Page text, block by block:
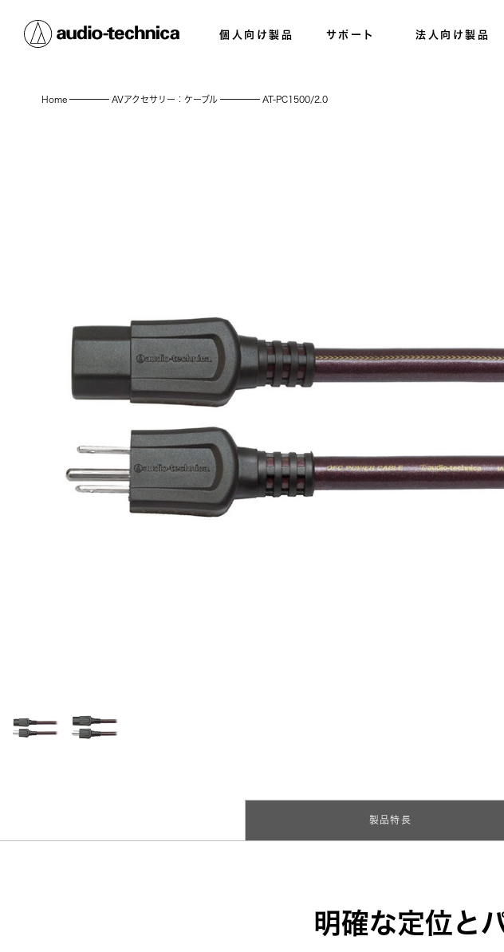
個人向け製品 サポート 法人向け製品
Home AVアクセサリー：ケーブル AT-PC1500/2.0
製品特長
明確な定位と